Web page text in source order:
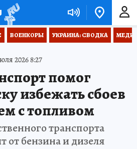
ВОЕНКОРЫ УКРАИНА: СВОДКА
2026 8:27
помог
избежать сбоев
с топливом
транспорта
от бензина и дизеля